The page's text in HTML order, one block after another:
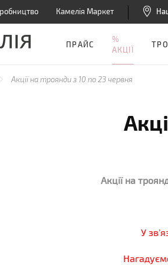
Камелія Маркет
ПРАЙС
%
АКЦІЇ
Акції на троянди з 10 по 23 червня
Акції на
У